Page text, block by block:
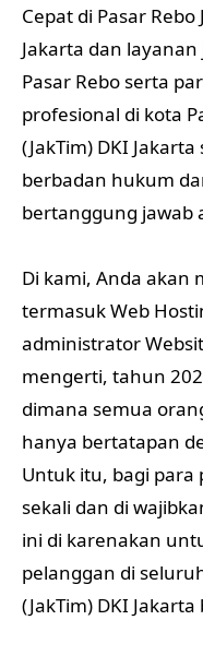
Cepat di Pasar
Jakarta dan
Pasar Rebo serta
profesional di kota
(JakTim) DKI
berbadan hukum
bertanggung jawab
Di kami, Anda akan
termasuk Web
administrator
mengerti, tahun
dimana semua
hanya bertatapan
Untuk itu, bagi para
sekali dan di
ini di karenakan
pelanggan di
(JakTim) DKI